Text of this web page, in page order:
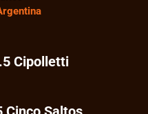
Cipolletti